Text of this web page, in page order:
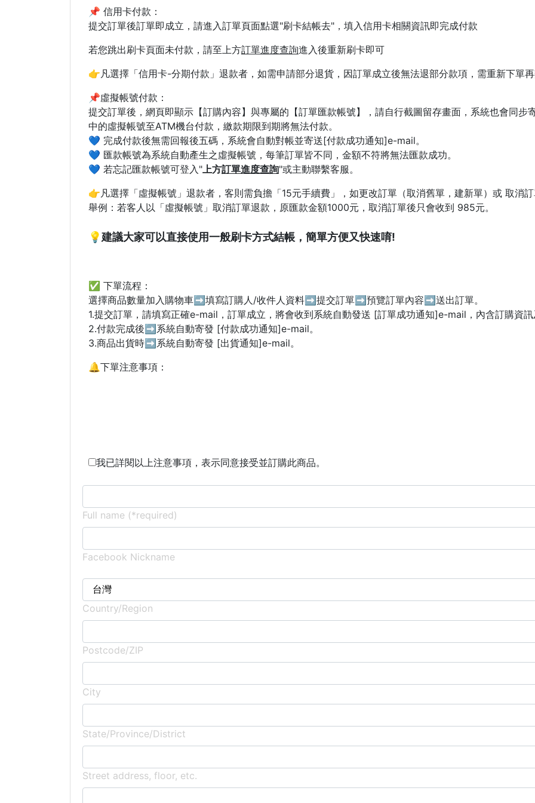
📌 信用卡付款：
提交訂單後訂單即成立，請進入訂單頁面點選"刷卡結帳去"，填入信用卡相關資訊即完成付款
若您跳出刷卡頁面未付款，請至上方訂單進度查詢進入後重新刷卡即可
👉凡選擇「信用卡-分期付款」退款者，如需申請部分退貨，因訂單成立後無法退部分款項，需重新下單
📌虛擬帳號付款：
提交訂單後，網頁即顯示【訂購內容】與專屬的【訂單匯款帳號】，請自行截圖留存畫面，系統也會同
中的虛擬帳號至ATM機台付款，繳款期限到期將無法付款。
💙 完成付款後無需回報後五碼，系統會自動對帳並寄送[付款成功通知]e-mail。
💙 匯款帳號為系統自動產生之虛擬帳號，每筆訂單皆不同，金額不符將無法匯款成功。
💙 若忘記匯款帳號可登入" 上方訂單進度查詢"或主動聯繫客服。
👉凡選擇「虛擬帳號」退款者，客則需負擔「15元手續費」，如更改訂單（取消舊單，建新單）或 取消
舉例：若客人以「虛擬帳號」取消訂單退款，原匯款金額1000元，取消訂單後只會收到 985元。
💡建議大家可以直接使用一般刷卡方式結帳，簡單方便又快速唷!
✅ 下單流程：
選擇商品數量加入購物車➡填寫訂購人/收件人資料➡提交訂單➡預覽訂單內容➡送出訂單。
1.提交訂單，請填寫正確e-mail，訂單成立，將會收到系統自動發送 [訂單成功通知]e-mail，內含訂購資
2.付款完成後➡系統自動寄發 [付款成功通知]e-mail。
3.商品出貨時➡系統自動寄發 [出貨通知]e-mail。
🔔下單注意事項：
我已詳閱以上注意事項，表示同意接受並訂購此商品。
Full name (*required)
Facebook Nickname
Country/Region
Postcode/ZIP
City
State/Province/District
Street address, floor, etc.